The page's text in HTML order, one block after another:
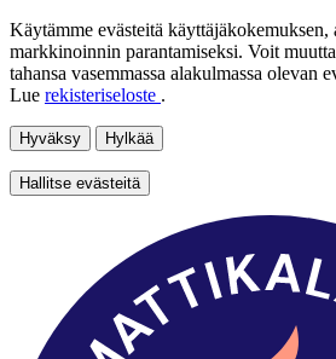
Käytämme evästeitä käyttäjäkokemuksen,
markkinoinnin parantamiseksi. Voit
tahansa vasemmassa alakulmassa olevan
Lue rekisteriseloste .
Hyväksy Hylkää
Hallitse evästeitä